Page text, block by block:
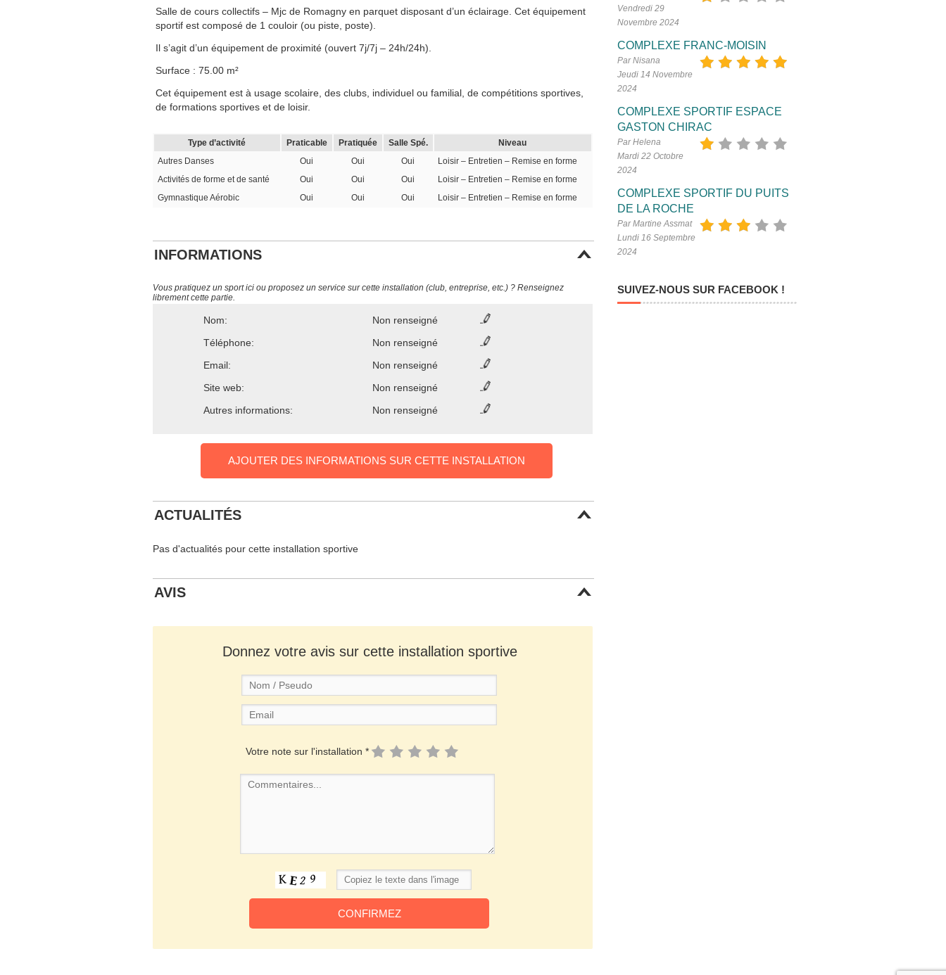
Salle de cours collectifs – Mjc de Romagny en parquet disposant d’un éclairage. Cet équipement
sportif est composé de 1 couloir (ou piste, poste).
Il s’agit d’un équipement de proximité (ouvert 7j/7j – 24h/24h).
Surface : 75.00 m²
Cet équipement est à usage scolaire, des clubs, individuel ou familial, de compétitions sportives,
de formations sportives et de loisir.
Type d’activité Praticable Pratiquée Salle Spé.
Niveau
Autres Danses
Oui Oui Oui
Loisir – Entretien – Remise en forme
Activités de forme et de santé
Oui Oui Oui
Loisir – Entretien – Remise en forme
Gymnastique Aérobic
Oui Oui Oui Loisir – Entretien – Remise en forme
INFORMATIONS
Vous pratiquez un sport ici ou proposez un service sur cette installation (club, entreprise, etc.) ? Renseignez
librement cette partie.
Nom:
Non renseigné
Téléphone:
Non renseigné
Email:
Non renseigné
Site web:
Non renseigné
Autres informations:
Non renseigné
AJOUTER DES INFORMATIONS SUR CETTE INSTALLATION
ACTUALITÉS
Pas d'actualités pour cette installation sportive
AVIS
Donnez votre avis sur cette installation sportive
Votre note sur l'installation *
Vendredi 29
Novembre 2024
COMPLEXE FRANC-MOISIN
Par Nisana
Jeudi 14 Novembre
2024
COMPLEXE SPORTIF ESPACE
GASTON CHIRAC
Par Helena
Mardi 22 Octobre
2024
COMPLEXE SPORTIF DU PUITS
DE LA ROCHE
Par Martine Assmat
Lundi 16 Septembre
2024
SUIVEZ-NOUS SUR FACEBOOK !